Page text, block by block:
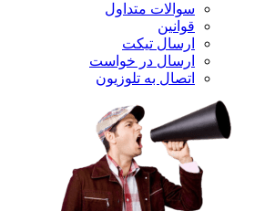
سوالات متداول
قوانین
ارسال تیکت
ارسال در خواست
اتصال به تلوزیون